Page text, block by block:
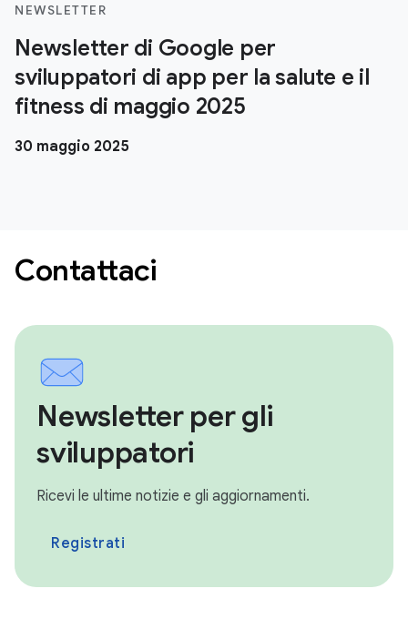
NEWSLETTER
Newsletter di Google per
sviluppatori di app per la salute e il
fitness di maggio 2025
30 maggio 2025
Contattaci
Newsletter per gli
sviluppatori
Ricevi le ultime notizie e gli aggiornamenti.
Registrati